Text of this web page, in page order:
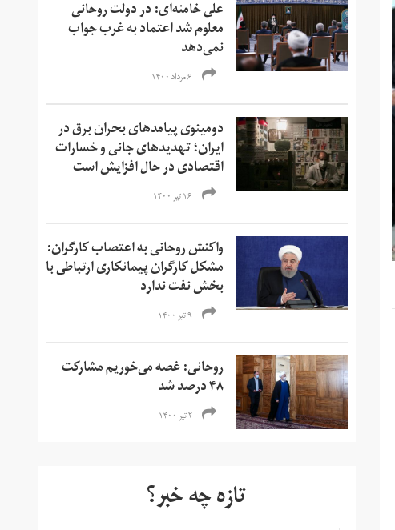
علی خامنه‌ای: در دولت روحانی
معلوم شد اعتماد به غرب جواب
نمی‌دهد
۶ مرداد ۱۴۰۰
دومینوی پیامدهای بحران برق در
ایران؛ تهدیدهای جانی و خسارات
اقتصادی در حال افزایش است
۱۶ تیر ۱۴۰۰
واکنش روحانی به اعتصاب کارگران:
مشکل کارگران پیمانکاری ارتباطی با
بخش نفت ندارد
۹ تیر ۱۴۰۰
روحانی: غصه می‌خوریم مشارکت
۴۸ درصد شد
۲ تیر ۱۴۰۰
تازه چه خبر؟